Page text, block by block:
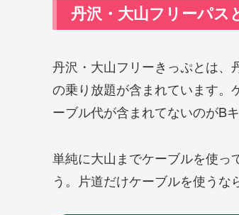
丹沢・大山フリーパス
丹沢・大山フリーきっぷとは、
の乗り放題が含まれています。
ーブル代が含まれてないのがBキ
単純に大山までケーブルを使っ
う。片道だけケーブルを使うな